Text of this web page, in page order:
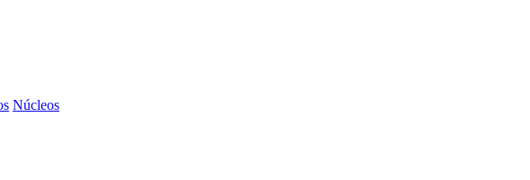
Núcleos